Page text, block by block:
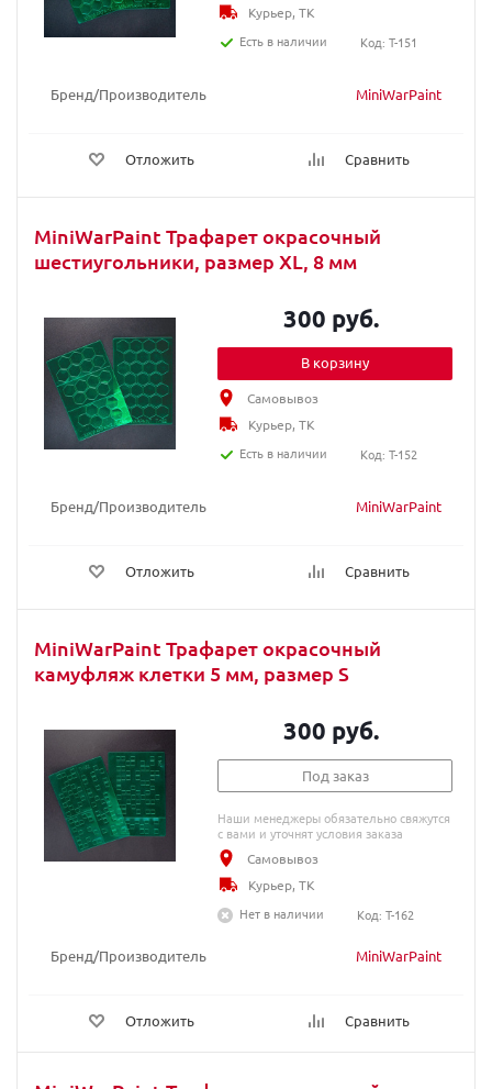
Бренд/Производитель MiniWarPaint
Отложить Сравнить
Курьер, ТК
Есть в наличии
Код: T-151
MiniWarPaint Трафарет окрасочный
шестиугольники, размер XL, 8 мм
Бренд/Производитель MiniWarPaint
Отложить Сравнить
300 руб.
В корзину
Самовывоз
Курьер, ТК
Есть в наличии
Код: T-152
MiniWarPaint Трафарет окрасочный
камуфляж клетки 5 мм, размер S
Бренд/Производитель MiniWarPaint
Отложить Сравнить
300 руб.
Под заказ
Наши менеджеры обязательно свяжутся
с вами и уточнят условия заказа
Самовывоз
Курьер, ТК
Нет в наличии
Код: T-162